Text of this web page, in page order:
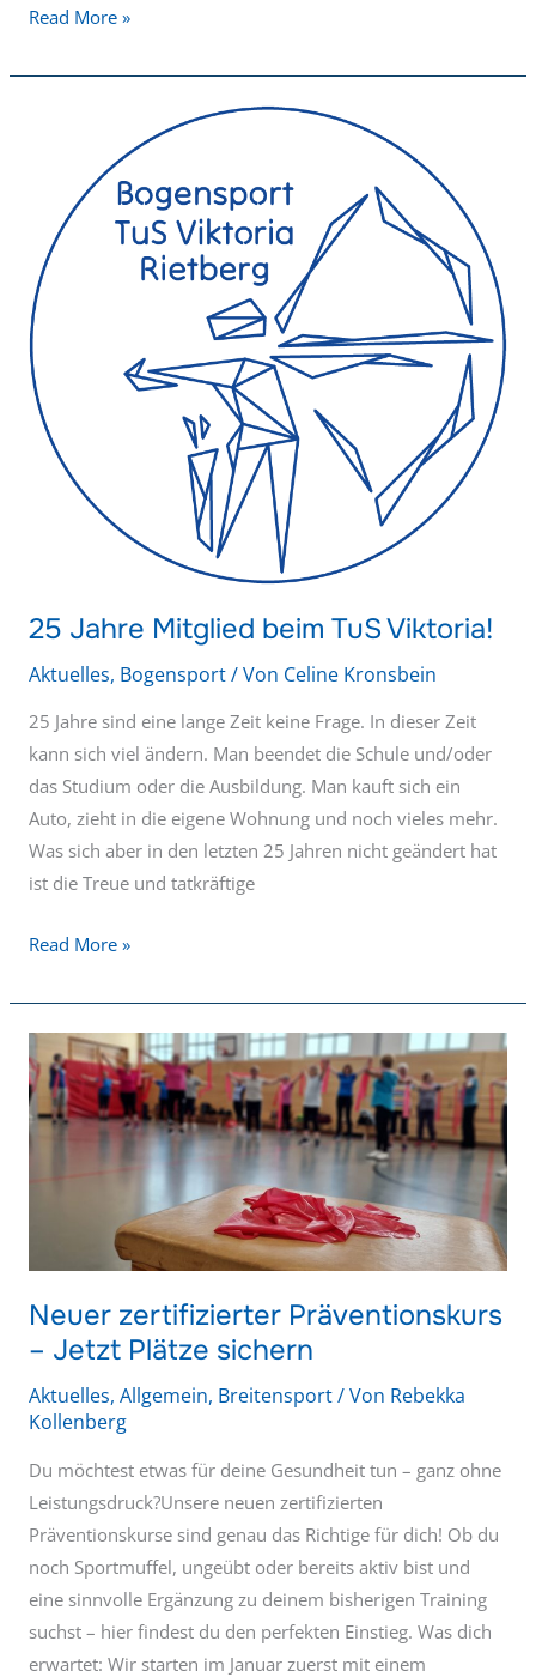
Read More »
25 Jahre Mitglied beim TuS Viktoria!
Aktuelles, Bogensport/ Von Celine Kronsbein
25 Jahre sind eine lange Zeit keine Frage. In dieser Zeit
kann sich viel ändern. Man beendet die Schule und/oder
das Studium oder die Ausbildung. Man kauft sich ein
Auto, zieht in die eigene Wohnung und noch vieles mehr.
Was sich aber in den letzten 25 Jahren nicht geändert hat
ist die Treue und tatkräftige
Mitglied
beim
TuS
Viktoria!
Read More »
Neuer zertifizierter Präventionskurs
– Jetzt Plätze sichern
Aktuelles, Allgemein, Breitensport/ Von Rebekka
Kollenberg
Du möchtest etwas für deine Gesundheit tun – ganz ohne
Leistungsdruck?Unsere neuen zertifizierten
Präventionskurse sind genau das Richtige für dich! Ob du
noch Sportmuffel, ungeübt oder bereits aktiv bist und
eine sinnvolle Ergänzung zu deinem bisherigen Training
suchst – hier findest du den perfekten Einstieg. Was dich
erwartet: Wir starten im Januar zuerst mit einem
Neuer
zertifizierter
Präventionskurs